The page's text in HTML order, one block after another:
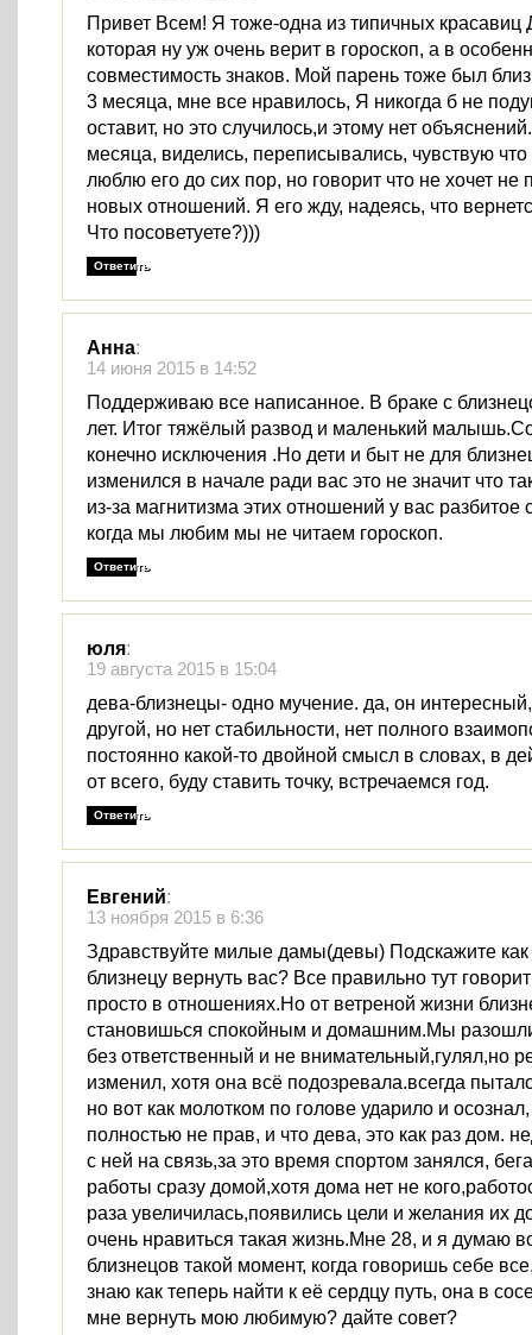
Привет Всем! Я тоже-одна из типичных красавиц
которая ну уж очень верит в гороскоп, а в
совместимость знаков. Мой парень тоже был
3 месяца, мне все нравилось, Я никогда б не
оставит, но это случилось,и этому нет
месяца, виделись, переписывались, чувствую
люблю его до сих пор, но говорит что не хочет
новых отношений. Я его жду, надеясь, что
Что посоветуете?)))
Ответить
Анна:
14 июня 2015 в 14:52
Поддерживаю все написанное. В браке с
лет. Итог тяжёлый развод и маленький
конечно исключения .Но дети и быт не для
изменился в начале ради вас это не значит что
из-за магнитизма этих отношений у вас
когда мы любим мы не читаем гороскоп.
Ответить
юля:
19 августа 2015 в 15:04
дева-близнецы- одно мучение. да, он
другой, но нет стабильности, нет полного
постоянно какой-то двойной смысл в словах, в
от всего, буду ставить точку, встречаемся год.
Ответить
Евгений:
13 ноября 2015 в 6:36
Здравствуйте милые дамы(девы) Подскажите
близнецу вернуть вас? Все правильно тут
просто в отношениях.Но от ветреной жизни
становишься спокойным и домашним.Мы
без ответственный и не внимательный,гулял,но
изменил, хотя она всё подозревала.всегда
но вот как молотком по голове ударило и
полностью не прав, и что дева, это как раз дом.
с ней на связь,за это время спортом занялся,
работы сразу домой,хотя дома нет не
раза увеличилась,появились цели и желания их
очень нравиться такая жизнь.Мне 28, и я думаю
близнецов такой момент, когда говоришь себе
знаю как теперь найти к её сердцу путь, она в
мне вернуть мою любимую? дайте совет?